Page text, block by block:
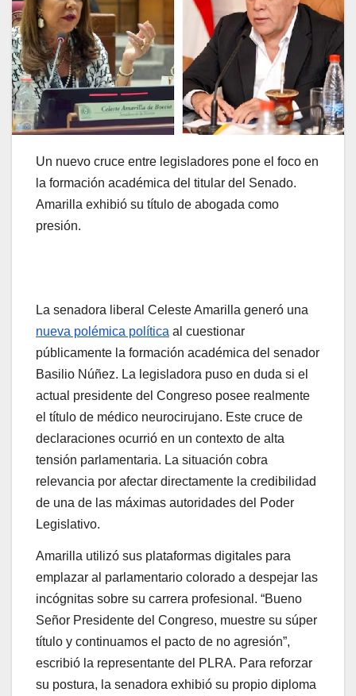
Un nuevo cruce entre legisladores pone el foco en
la formación académica del titular del Senado.
Amarilla exhibió su título de abogada como
presión.
La senadora liberal Celeste Amarilla generó una
nueva polémica política al cuestionar
públicamente la formación académica del senador
Basilio Núñez. La legisladora puso en duda si el
actual presidente del Congreso posee realmente
el título de médico neurocirujano. Este cruce de
declaraciones ocurrió en un contexto de alta
tensión parlamentaria. La situación cobra
relevancia por afectar directamente la credibilidad
de una de las máximas autoridades del Poder
Legislativo.
Amarilla utilizó sus plataformas digitales para
emplazar al parlamentario colorado a despejar las
incógnitas sobre su carrera profesional. “Bueno
Señor Presidente del Congreso, muestre su súper
título y continuamos el pacto de no agresión”,
escribió la representante del PLRA. Para reforzar
su postura, la senadora exhibió su propio diploma